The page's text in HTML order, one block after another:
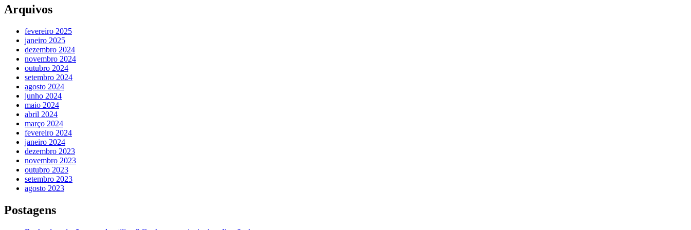
Arquivos
fevereiro 2025
janeiro 2025
dezembro 2024
novembro 2024
outubro 2024
setembro 2024
agosto 2024
junho 2024
maio 2024
abril 2024
março 2024
fevereiro 2024
janeiro 2024
dezembro 2023
novembro 2023
outubro 2023
setembro 2023
agosto 2023
Postagens